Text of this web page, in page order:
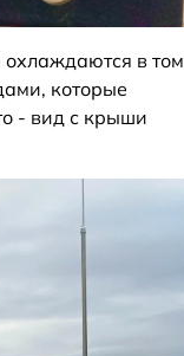
в том
которые
- вид с крыши